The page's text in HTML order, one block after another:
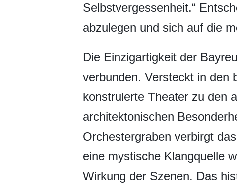
Selbstvergessenheit.“
abzulegen und sich auf die
Die Einzigartigkeit der
verbunden. Versteckt in den
konstruierte Theater zu den
architektonischen
Orchestergraben verbirgt
eine mystische Klangquelle
Wirkung der Szenen. Das